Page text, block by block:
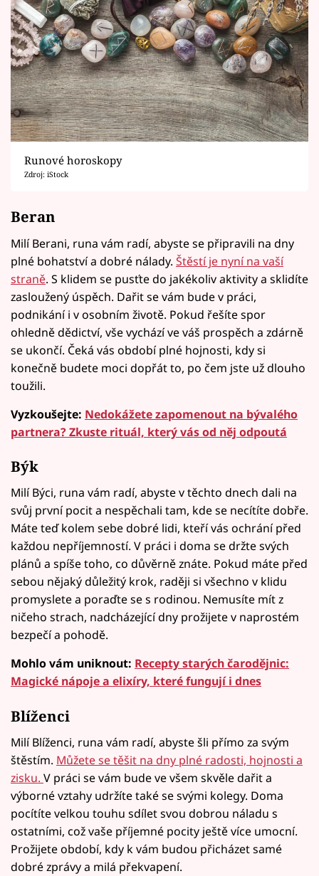
Runové horoskopy
Zdroj: iStock
Beran
Milí Berani, runa vám radí, abyste se připravili na dny
plné bohatství a dobré nálady. Štěstí je nyní na vaší
straně. S klidem se pusťte do jakékoliv aktivity a sklidíte
zasloužený úspěch. Dařit se vám bude v práci,
podnikání i v osobním životě. Pokud řešíte spor
ohledně dědictví, vše vychází ve váš prospěch a zdárně
se ukončí. Čeká vás období plné hojnosti, kdy si
konečně budete moci dopřát to, po čem jste už dlouho
toužili.
Vyzkoušejte: Nedokážete zapomenout na bývalého
partnera? Zkuste rituál, který vás od něj odpoutá
Býk
Milí Býci, runa vám radí, abyste v těchto dnech dali na
svůj první pocit a nespěchali tam, kde se necítíte dobře.
Máte teď kolem sebe dobré lidi, kteří vás ochrání před
každou nepříjemností. V práci i doma se držte svých
plánů a spíše toho, co důvěrně znáte. Pokud máte před
sebou nějaký důležitý krok, raději si všechno v klidu
promyslete a poraďte se s rodinou. Nemusíte mít z
ničeho strach, nadcházející dny prožijete v naprostém
bezpečí a pohodě.
Mohlo vám uniknout: Recepty starých čarodějnic:
Magické nápoje a elixíry, které fungují i dnes
Blíženci
Milí Blíženci, runa vám radí, abyste šli přímo za svým
štěstím. Můžete se těšit na dny plné radosti, hojnosti a
zisku. V práci se vám bude ve všem skvěle dařit a
výborné vztahy udržíte také se svými kolegy. Doma
pocítíte velkou touhu sdílet svou dobrou náladu s
ostatními, což vaše příjemné pocity ještě více umocní.
Prožijete období, kdy k vám budou přicházet samé
dobré zprávy a milá překvapení.